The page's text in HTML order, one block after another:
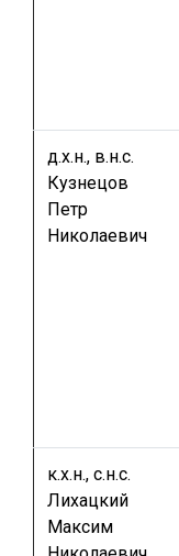
д.х.н., в.н.с.
Кузнецов
Петр
Николаевич
к.х.н., с.н.с.
Лихацкий
Максим